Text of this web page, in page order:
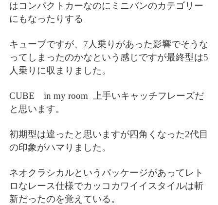
はコンパクトカーなのにミニバンのカテゴリー
にもなったりする
キューブですが、7人乗りがあった影響でそうな
ってしまったのかなという感じですが最終型は5
人乗りに収まりました。
CUBE in my room 上手いキャッチフレーズだ
と思います。
初期型は違ったと思いますが四角くなった2代目
の印象がハマりました。
ネオクラシカルというパッケージがあってレト
ロなレース仕様でカッコカワイイスタイルは斬
新だったのを覚えている。